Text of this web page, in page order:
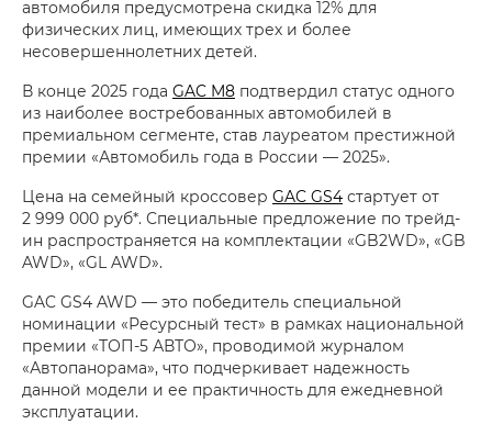
автомобиля предусмотрена скидка 12% для
физических лиц, имеющих трех и более
несовершеннолетних детей.
В конце 2025 года GAC M8 подтвердил статус одного
из наиболее востребованных автомобилей в
премиальном сегменте, став лауреатом престижной
премии «Автомобиль года в России — 2025».
Цена на семейный кроссовер GAC GS4 стартует от
2 999 000 руб*. Специальные предложение по трейд-
ин распространяется на комплектации «GB2WD», «GB
AWD», «GL AWD».
GAC GS4 AWD — это победитель специальной
номинации «Ресурсный тест» в рамках национальной
премии «ТОП-5 АВТО», проводимой журналом
«Автопанорама», что подчеркивает надежность
данной модели и ее практичность для ежедневной
эксплуатации.